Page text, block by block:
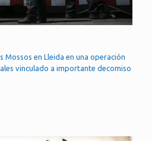
Mossos en Lleida en una operación
vinculado a importante decomiso